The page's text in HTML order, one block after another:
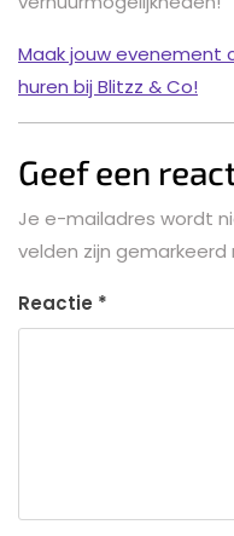
Maak jouw
huren bij Blitzz & Co!
Geef een
Je e-mailadres wordt
velden zijn
Reactie *